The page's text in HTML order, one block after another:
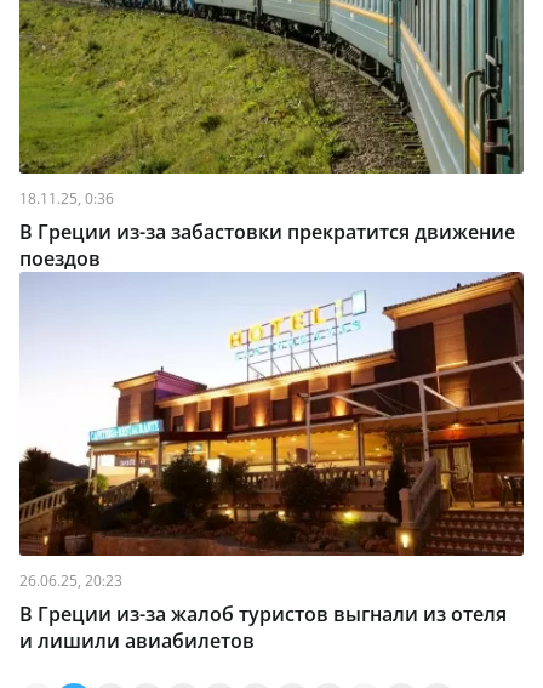
18.11.25, 0:36
В Греции из-за забастовки прекратится движение
поездов
26.06.25, 20:23
В Греции из-за жалоб туристов выгнали из отеля
и лишили авиабилетов